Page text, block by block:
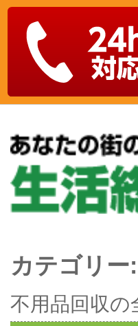
カテゴリー:
不用品回収の